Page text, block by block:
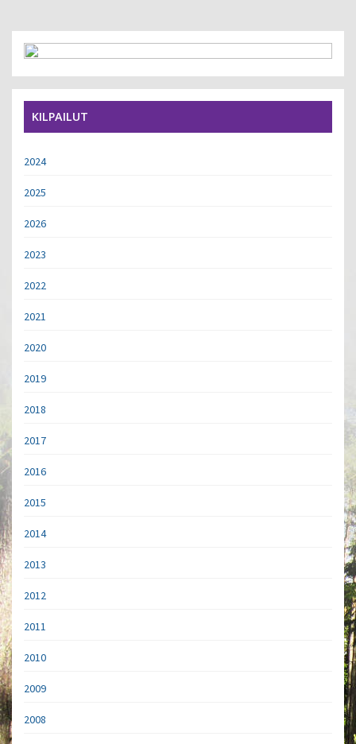
KILPAILUT
2024
2025
2026
2023
2022
2021
2020
2019
2018
2017
2016
2015
2014
2013
2012
2011
2010
2009
2008